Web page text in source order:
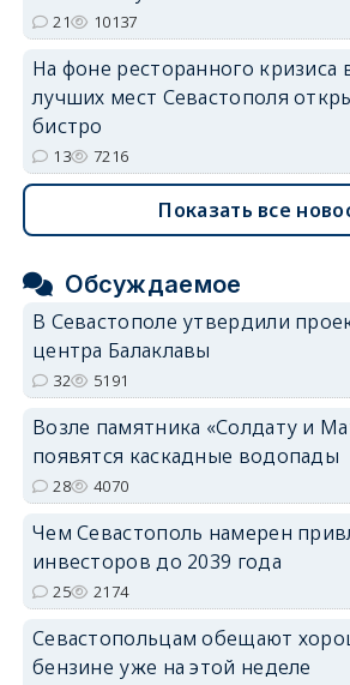
21 10137
На фоне ресторанного кризиса
лучших мест Севастополя
бистро
13 7216
Показать все
Обсуждаемое
В Севастополе утвердили
центра Балаклавы
32 5191
Возле памятника «Солдату и
появятся каскадные водопады
28 4070
Чем Севастополь намерен
инвесторов до 2039 года
25 2174
Севастопольцам обещают
бензине уже на этой неделе